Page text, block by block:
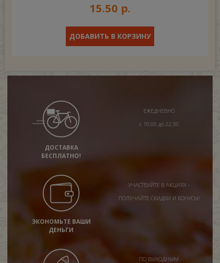
15.50 р.
ДОБАВИТЬ В КОРЗИНУ
ДОСТАВКА
БЕСПЛАТНО!
ЕЖЕДНЕВНО
с 10:00 до 22:30
ЭКОНОМЬТЕ ВАШИ
ДЕНЬГИ
УЧАСТВУЙТЕ В АКЦИЯХ -
ПОЛУЧАЙТЕ СКИДКИ И БОНУСЫ!
ПО ВЫХОДНЫМ